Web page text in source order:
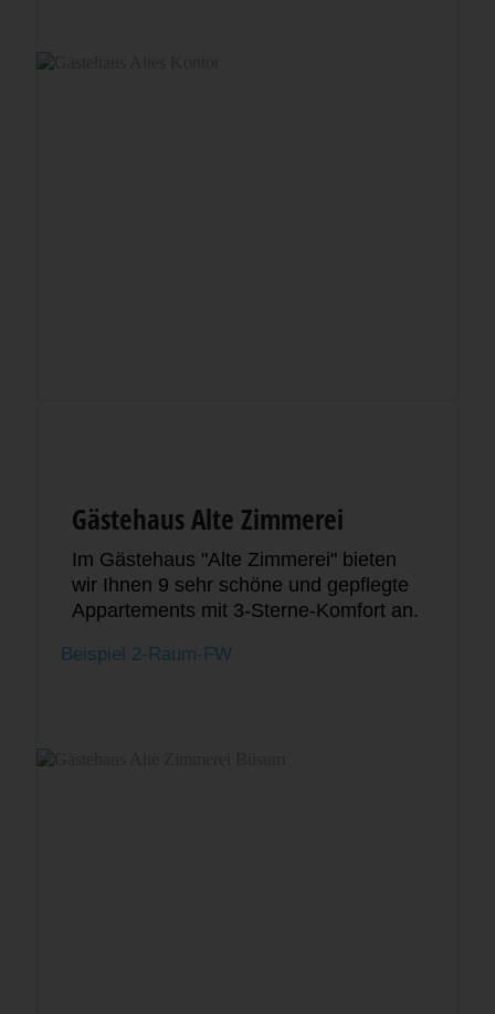
Gästehaus Alte Zimmerei
Im Gästehaus "Alte Zimmerei" bieten
wir Ihnen 9 sehr schöne und gepflegte
Appartements mit 3-Sterne-Komfort an.
Beispiel 2-Raum-FW